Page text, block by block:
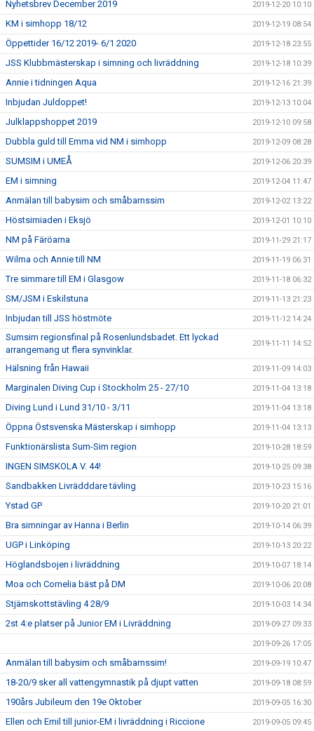
Nyhetsbrev December 2019 2019-12-20 10:10
KM i simhopp 18/12 2019-12-19 08:54
Öppettider 16/12 2019- 6/1 2020 2019-12-18 23:55
JSS Klubbmästerskap i simning och livräddning 2019-12-18 10:39
Annie i tidningen Aqua 2019-12-16 21:39
Inbjudan Juldoppet! 2019-12-13 10:04
Julklappshoppet 2019 2019-12-10 09:58
Dubbla guld till Emma vid NM i simhopp 2019-12-09 08:28
SUMSIM i UMEÅ 2019-12-06 20:39
EM i simning 2019-12-04 11:47
Anmälan till babysim och småbarnssim 2019-12-02 13:22
Höstsimiaden i Eksjö 2019-12-01 10:10
NM på Färöarna 2019-11-29 21:17
Wilma och Annie till NM 2019-11-19 06:31
Tre simmare till EM i Glasgow 2019-11-18 06:32
SM/JSM i Eskilstuna 2019-11-13 21:23
Inbjudan till JSS höstmöte 2019-11-12 14:24
Sumsim regionsfinal på Rosenlundsbadet. Ett lyckad
arrangemang ut flera synvinklar.
2019-11-11 14:52
Hälsning från Hawaii 2019-11-09 14:03
Marginalen Diving Cup i Stockholm 25 - 27/10 2019-11-04 13:18
Diving Lund i Lund 31/10 - 3/11 2019-11-04 13:18
Öppna Östsvenska Mästerskap i simhopp 2019-11-04 13:13
Funktionärslista Sum-Sim region 2019-10-28 18:59
INGEN SIMSKOLA V. 44! 2019-10-25 09:38
Sandbakken Livrädddare tävling 2019-10-23 15:16
Ystad GP 2019-10-20 21:01
Bra simningar av Hanna i Berlin 2019-10-14 06:39
UGP i Linköping 2019-10-13 20:22
Höglandsbojen i livräddning 2019-10-07 18:14
Moa och Cornelia bäst på DM 2019-10-06 20:08
Stjärnskottstävling 4 28/9 2019-10-03 14:34
2st 4:e platser på Junior EM i Livräddning 2019-09-27 09:33
2019-09-26 17:05
Anmälan till babysim och småbarnssim! 2019-09-19 10:47
18-20/9 sker all vattengymnastik på djupt vatten 2019-09-18 08:59
190års Jubileum den 19e Oktober 2019-09-05 16:30
Ellen och Emil till junior-EM i livräddning i Riccione 2019-09-05 09:45